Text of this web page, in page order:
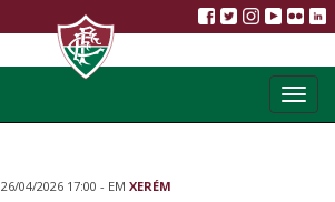
26/04/2026 17:00 - EM XERÉM